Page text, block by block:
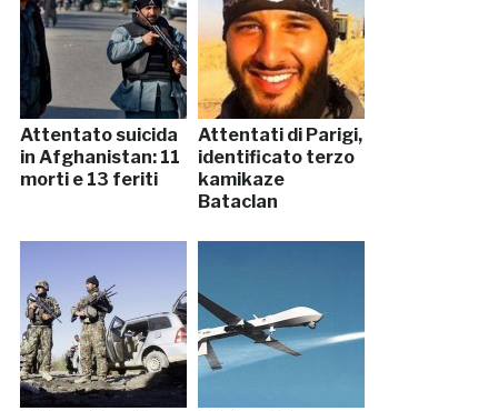
Attentato suicida
in Afghanistan: 11
morti e 13 feriti
Attentati di Parigi,
identificato terzo
kamikaze
Bataclan